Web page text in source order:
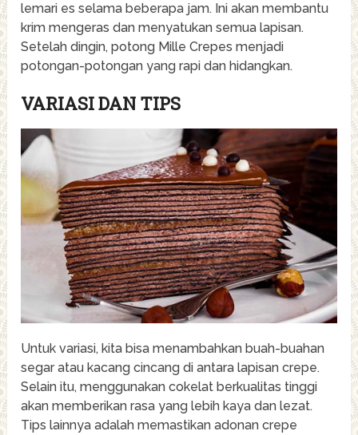
lemari es selama beberapa jam. Ini akan membantu
krim mengeras dan menyatukan semua lapisan.
Setelah dingin, potong Mille Crepes menjadi
potongan-potongan yang rapi dan hidangkan.
VARIASI DAN TIPS
Untuk variasi, kita bisa menambahkan buah-buahan
segar atau kacang cincang di antara lapisan crepe.
Selain itu, menggunakan cokelat berkualitas tinggi
akan memberikan rasa yang lebih kaya dan lezat.
Tips lainnya adalah memastikan adonan crepe